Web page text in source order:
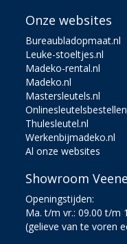
Onze websites
Bureaubladopmaat.nl
Leuke-stoeltjes.nl
Madeko-rental.nl
Madeko.nl
Mastersleutels.nl
Thulesleutel.nl
Werkenbijmadeko.nl
Al onze websites
Showroom
Openingstijden:
Ma. t/m vr.: 09.00 t/m
(gelieve van te voren